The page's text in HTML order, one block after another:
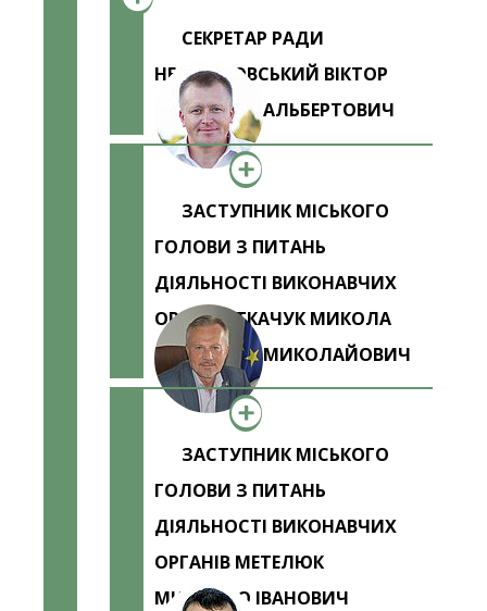
СЕКРЕТАР РАДИ
НЕДАШКОВСЬКИЙ ВІКТОР
АЛЬБЕРТОВИЧ
ЗАСТУПНИК МІСЬКОГО
ГОЛОВИ З ПИТАНЬ
ДІЯЛЬНОСТІ ВИКОНАВЧИХ
ОРГАНІВ ТКАЧУК МИКОЛА
МИКОЛАЙОВИЧ
ЗАСТУПНИК МІСЬКОГО
ГОЛОВИ З ПИТАНЬ
ДІЯЛЬНОСТІ ВИКОНАВЧИХ
ОРГАНІВ МЕТЕЛЮК
МИХАЙЛО ІВАНОВИЧ